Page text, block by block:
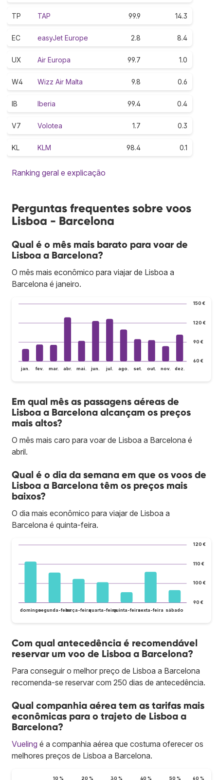
TP TAP 99.9 14.3
EC easyJet Europe 2.8 8.4
UX Air Europa 99.7 1.0
W4 Wizz Air Malta 9.8 0.6
IB Iberia 99.4 0.4
V7 Volotea 1.7 0.3
KL KLM 98.4 0.1
Ranking geral e explicação
Perguntas frequentes sobre voos
Lisboa - Barcelona
Qual é o mês mais barato para voar de
Lisboa a Barcelona?
O mês mais econômico para viajar de Lisboa a
Barcelona é janeiro.
60 €
90 €
120 €
150 €
jan. fev. mar. abr. mai. jun. jul. ago. set. out. nov. dez.
Em qual mês as passagens aéreas de
Lisboa a Barcelona alcançam os preços
mais altos?
O mês mais caro para voar de Lisboa a Barcelona é
abril.
Qual é o dia da semana em que os voos de
Lisboa a Barcelona têm os preços mais
baixos?
O dia mais econômico para viajar de Lisboa a
Barcelona é quinta-feira.
90 €
100 €
110 €
120 €
domingosegunda-feiraterça-feiraquarta-feiraquinta-feirasexta-feira sábado
Com qual antecedência é recomendável
reservar um voo de Lisboa a Barcelona?
Para conseguir o melhor preço de Lisboa a Barcelona
recomenda-se reservar com 250 dias de antecedência.
Qual companhia aérea tem as tarifas mais
econômicas para o trajeto de Lisboa a
Barcelona?
Vueling é a companhia aérea que costuma oferecer os
melhores preços de Lisboa a Barcelona.
10 % 20 % 30 % 40 % 50 % 60 %